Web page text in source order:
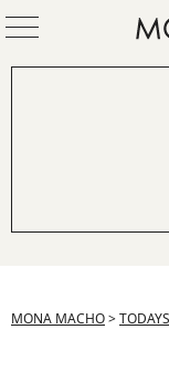
MONA MACHO>